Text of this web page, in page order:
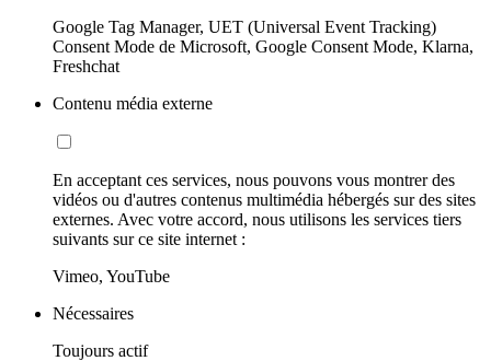
Google Tag Manager, UET (Universal Event Tracking)
Consent Mode de Microsoft, Google Consent Mode, Klarna,
Freshchat
Contenu média externe
En acceptant ces services, nous pouvons vous montrer des
vidéos ou d'autres contenus multimédia hébergés sur des sites
externes. Avec votre accord, nous utilisons les services tiers
suivants sur ce site internet :
Vimeo, YouTube
Nécessaires
Toujours actif